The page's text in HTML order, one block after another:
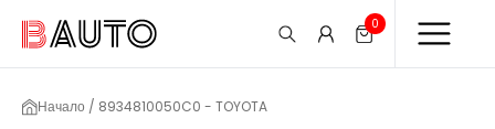
0
Начало / 8934810050C0 - TOYOTA